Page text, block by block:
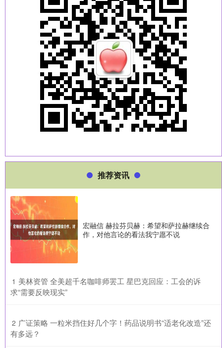
推荐资讯
宏融信 赫拉芬贝赫：希望和萨拉赫继续合
作，对他言论的看法我宁愿不说
1 ​美林资管 全美超千名咖啡师罢工 星巴克回应：工会的诉
求“需要反映现实”
2 ​广证策略 一粒米挡住好几个字！药品说明书“适老化改造”还
有多远？